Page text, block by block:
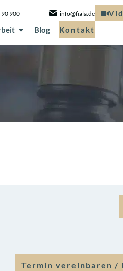
90 900 info@fiala.de
Blog Kontakt
Termin vereinbaren /